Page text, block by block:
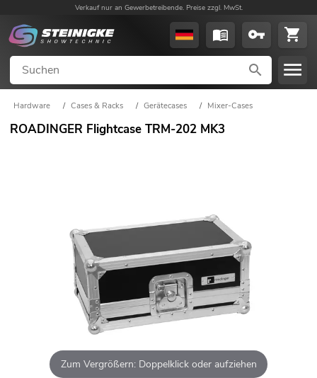
Verkauf nur an Gewerbetreibende. Preise zzgl. MwSt.
Hardware / Cases & Racks / Gerätecases / Mixer-Cases
ROADINGER Flightcase TRM-202 MK3
Zum Vergrößern: Doppelklick oder aufziehen